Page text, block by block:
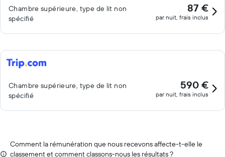
Chambre supérieure, type de lit non
spécifié
87 €
par nuit, frais inclus
Chambre supérieure, type de lit non
spécifié
590 €
par nuit, frais inclus
Comment la rémunération que nous recevons affecte-t-elle le
classement et comment classons-nous les résultats ?